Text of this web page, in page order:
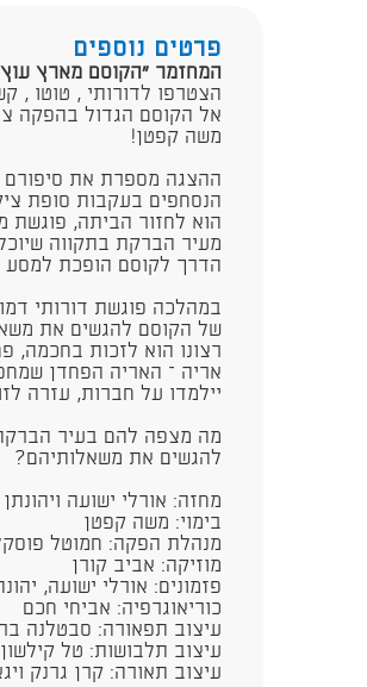
פרטים נוספים
המחזמר "הקוסם מארץ
הצטרפו לדורותי , טוטו ,
אל הקוסם הגדול בהפקה
משה קפטן! ​
ההצגה מספרת את סיפורם
הנסחפים בעקבות סופת
הוא לחזור הביתה,
מעיר הברקת בתקווה
הדרך לקוסם הופכת למסע
במהלכה פוגשת דורותי
של הקוסם להגשים את
רצונו הוא לזכות בחכמה,
אריה – האריה הפחדן
יילמדו על חברות, עזרה
מה מצפה להם בעיר
להגשים את משאלותיהם?
מחזה: אורלי ישועה
בימוי: משה קפטן
מנהלת הפקה: חמוטל
מוזיקה: אביב קורן
פזמונים: אורלי ישועה,
כוריאוגרפיה: אביחי חכם
עיצוב תפאורה: סבטלנה
עיצוב תלבושות: טל
עיצוב תאורה: קרן גרנק